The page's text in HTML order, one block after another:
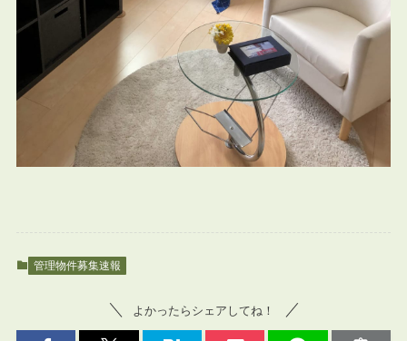
管理物件募集速報
よかったらシェアしてね！